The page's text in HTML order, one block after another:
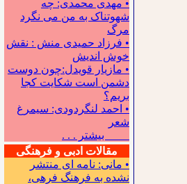
• مهدی محمدی: چه
شهوتناک به من می نگرد
مرگ
• فرزاد حمیدی منش : نقش
خوش اندیش
• مازیار قویدل:چون دوست
دشمن است شکایت کجا
بریم؟
• احمد لنگردودی: سیمرغ
شعر
بیشتر . . .
مقالات ادبی و فرهنگی
• مانی: نامه ای منتشر
نشده به فرهنگ فرهی،